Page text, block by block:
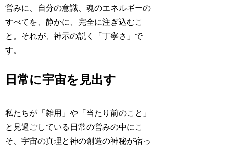
営みに、自分の意識、魂のエネルギーの
すべてを、静かに、完全に注ぎ込むこ
と。それが、神示の説く「丁寧さ」で
す。
日常に宇宙を見出す
私たちが「雑用」や「当たり前のこと」
と見過ごしている日常の営みの中にこ
そ、宇宙の真理と神の創造の神秘が宿っ